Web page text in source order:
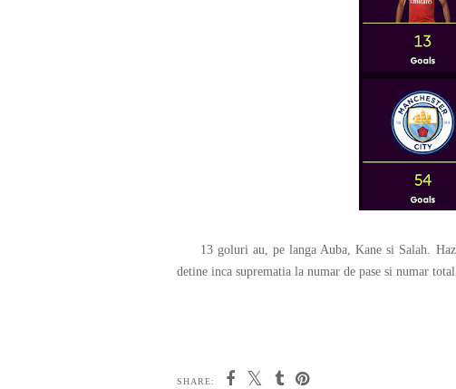
13 goluri au, pe langa Auba, Kane si Salah.
detine inca suprematia la numar de pase si numar
SHARE: